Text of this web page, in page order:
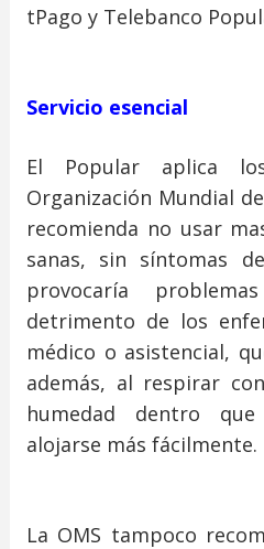
tPago y Telebanco
Servicio esencial
El Popular aplica
Organización Mundial
recomienda no usar
sanas, sin síntomas
provocaría
detrimento de los
médico o asistencial,
además, al respirar
humedad dentro
alojarse más fácilmente.
La OMS tampoco